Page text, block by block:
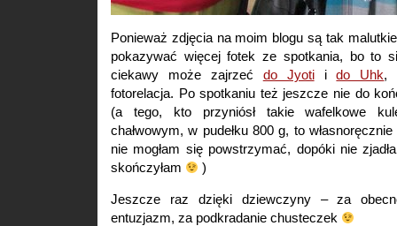
Ponieważ zdjęcia na moim blogu są tak
pokazywać więcej fotek ze spotkania, bo to
ciekawy może zajrzeć do Jyotiido Uhk,
fotorelacja. Po spotkaniu też jeszcze nie do
(a tego, kto przyniósł takie wafelkowe
chałwowym, w pudełku 800 g, to
nie mogłam się powstrzymać, dopóki nie
skończyłam
)
Jeszcze raz dzięki dziewczyny – za
entuzjazm, za podkradanie chusteczek